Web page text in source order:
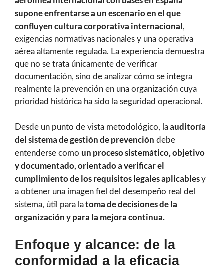
supone enfrentarse a un escenario en el que
confluyen cultura corporativa internacional,
exigencias normativas nacionales y una operativa
aérea altamente regulada. La experiencia demuestra
que no se trata únicamente de verificar
documentación, sino de analizar cómo se integra
realmente la prevención en una organización cuya
prioridad histórica ha sido la seguridad operacional.
Desde un punto de vista metodológico, laauditoría
del sistema de gestión de prevención debe
entenderse como un proceso sistemático, objetivo
y documentado, orientado a verificar el
cumplimiento de los requisitos legales aplicablesy
a obtener una imagen fiel del desempeño real del
sistema, útil para latoma de decisiones de la
organización y para la mejora continua.
Enfoque y alcance: de la
conformidad a la eficacia